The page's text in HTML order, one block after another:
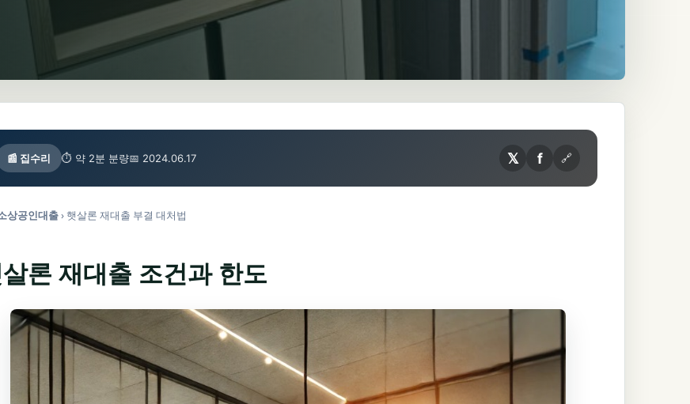
📰 집수리 ⏱ 약 2분 분량📅 2024.06.17 𝕏 f 🔗
상공인대출›햇살론 재대출 부결 대처법
론 재대출 조건과 한도